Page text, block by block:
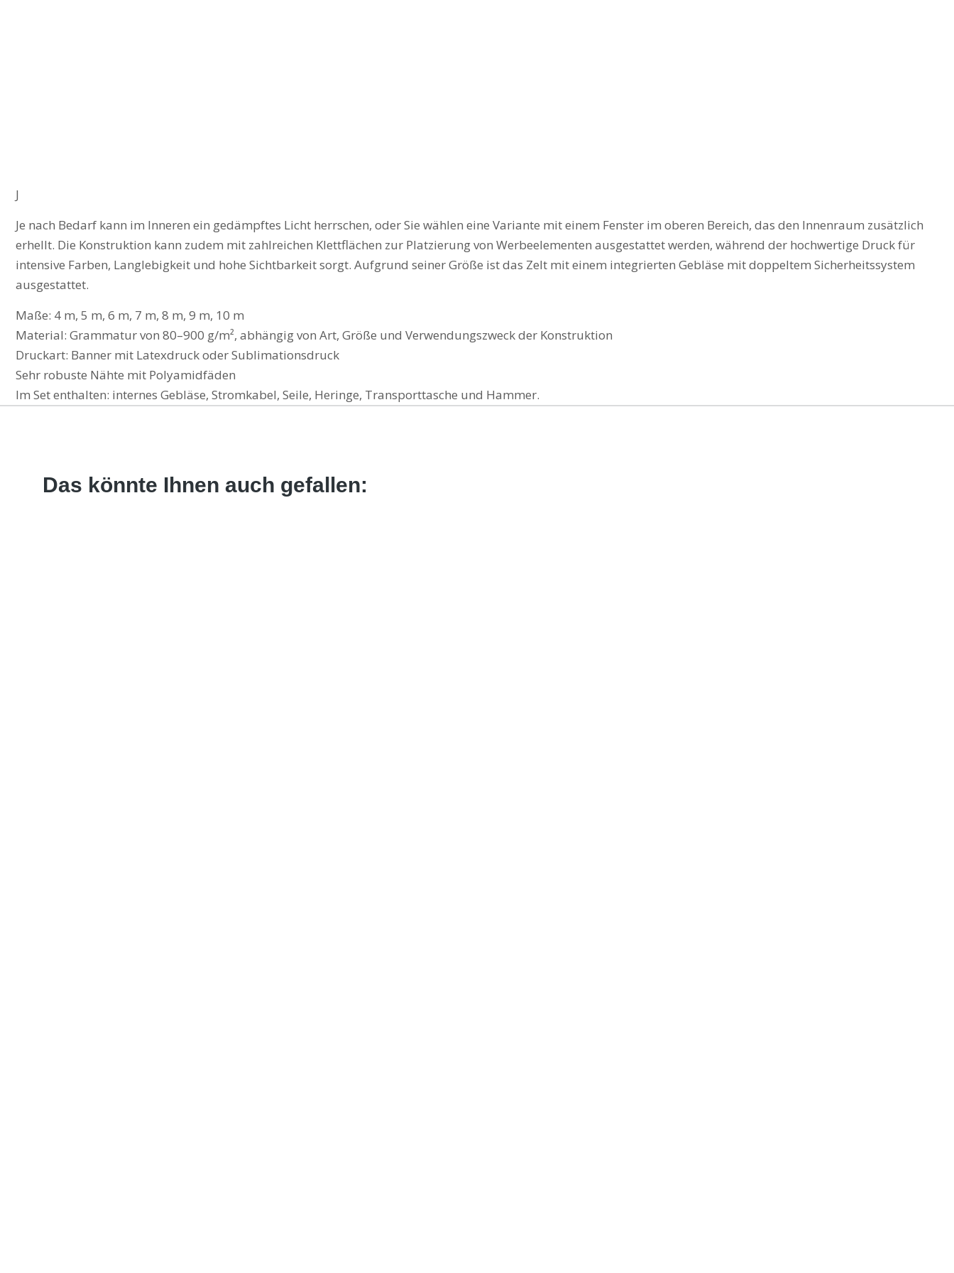
J
Je nach Bedarf kann im Inneren ein gedämpftes Licht herrschen, oder Sie wählen eine Variante mit einem Fenster im oberen Bereich, das den Innenraum zusätzlich
erhellt. Die Konstruktion kann zudem mit zahlreichen Klettflächen zur Platzierung von Werbeelementen ausgestattet werden, während der hochwertige Druck für
intensive Farben, Langlebigkeit und hohe Sichtbarkeit sorgt. Aufgrund seiner Größe ist das Zelt mit einem integrierten Gebläse mit doppeltem Sicherheitssystem
ausgestattet.
Maße: 4 m, 5 m, 6 m, 7 m, 8 m, 9 m, 10 m
Material: Grammatur von 80–900 g/m², abhängig von Art, Größe und Verwendungszweck der Konstruktion
Druckart: Banner mit Latexdruck oder Sublimationsdruck
Sehr robuste Nähte mit Polyamidfäden
Im Set enthalten: internes Gebläse, Stromkabel, Seile, Heringe, Transporttasche und Hammer.
Das könnte Ihnen auch gefallen: